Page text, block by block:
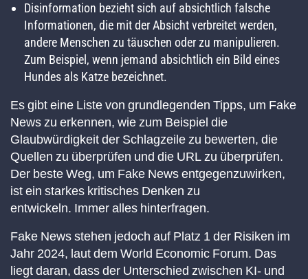
Disinformation bezieht sich auf absichtlich falsche
Informationen, die mit der Absicht verbreitet werden,
andere Menschen zu täuschen oder zu manipulieren.
Zum Beispiel, wenn jemand absichtlich ein Bild eines
Hundes als Katze bezeichnet.
Es gibt eine Liste von grundlegenden Tipps, um Fake
News zu erkennen, wie zum Beispiel die
Glaubwürdigkeit der Schlagzeile zu bewerten, die
Quellen zu überprüfen und die URL zu überprüfen.
Der beste Weg, um Fake News entgegenzuwirken,
ist ein starkes kritisches Denken zu
entwickeln. Immer alles hinterfragen.
Fake News stehen jedoch auf Platz 1 der Risiken im
Jahr 2024, laut dem World Economic Forum. Das
liegt daran, dass der Unterschied zwischen KI- und